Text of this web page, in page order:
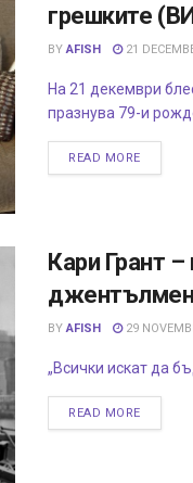
грешките
BY AFISH 21
На 21 декември
празнува 79-и
READ MORE
Кари Грант
джентълмен
BY AFISH 29
„Всички искат да
READ MORE